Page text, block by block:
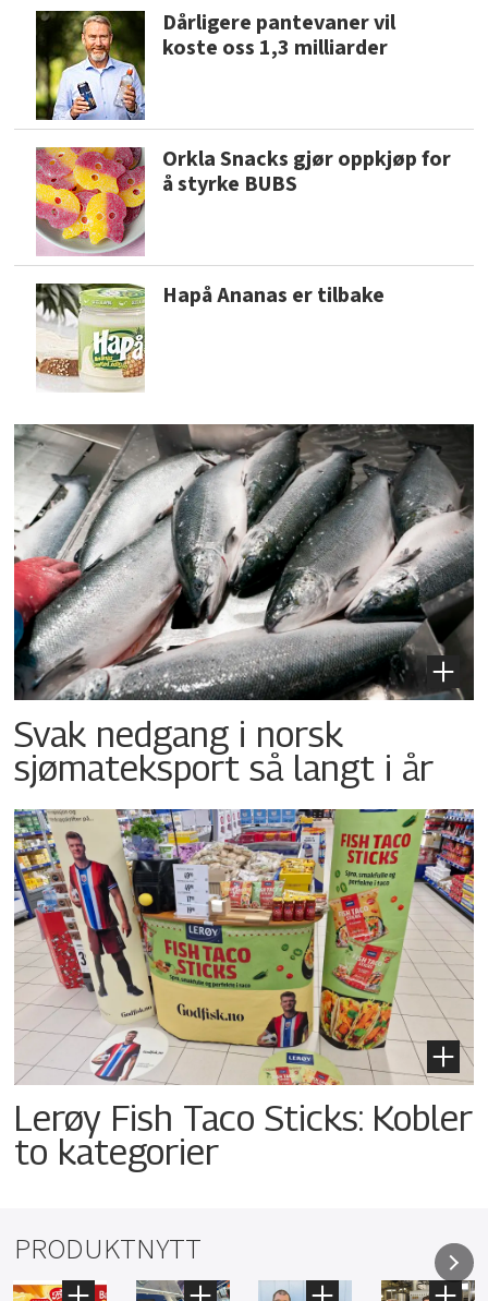
Dårligere pantevaner vil
koste oss 1,3 milliarder
Orkla Snacks gjør oppkjøp for
å styrke BUBS
Hapå Ananas er tilbake
Svak nedgang i norsk
sjømateksport så langt i år
Lerøy Fish Taco Sticks: Kobler
to kategorier
PRODUKTNYTT